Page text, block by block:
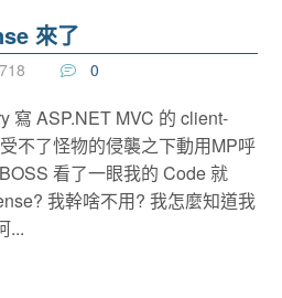
來了
0
寫 ASP.NET MVC 的 client-
不了怪物的侵襲之下動用MP呼
看了一眼我的 Code 就
我幹啥不用? 我怎麼知道我
...